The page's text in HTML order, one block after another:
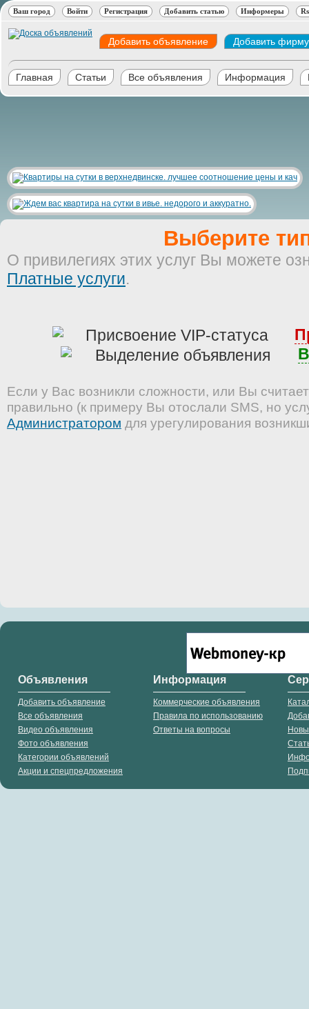
Ваш город Войти Регистрация Добавить статью Информеры
Добавить объявление Добавить фирму
Главная Статьи Все объявления Информация
Выберите
О привилегиях этих услуг Вы можете
Платные услуги.
Если у Вас возникли сложности, или Вы
правильно (к примеру Вы отослали SMS, но
Администратором для урегулирования
Объявления
Добавить объявление
Все объявления
Видео объявления
Фото объявления
Категории объявлений
Акции и спецпредложения
Информация
Коммерческие объявления
Правила по использованию
Ответы на вопросы